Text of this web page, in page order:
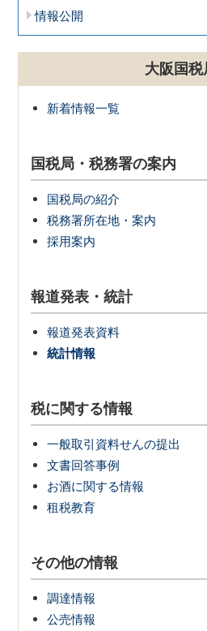
情報公開
大阪国税
新着情報一覧
国税局・税務署の案内
国税局の紹介
税務署所在地・案内
採用案内
報道発表・統計
報道発表資料
統計情報
税に関する情報
一般取引資料せんの提出
文書回答事例
お酒に関する情報
租税教育
その他の情報
調達情報
公売情報